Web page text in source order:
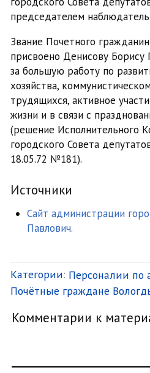
председателем
Звание Почетного
присвоено Денисову Борису
за большую работу по
хозяйства,
трудящихся, активное
жизни и в связи с
(решение Исполнительного
городского Совета
18.05.72 №181).
Источники
Сайт администрации
Павлович.
Категории: Персоналии по
Почётные граждане
Комментарии к